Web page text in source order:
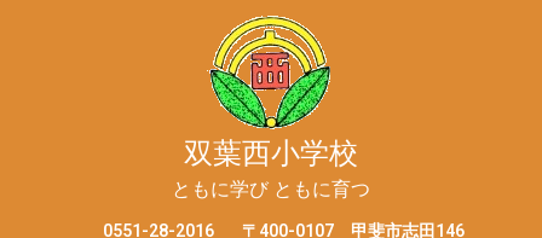
双葉西小学校
ともに学び ともに育つ
0551-28-2016 〒400-0107 甲斐市志田146